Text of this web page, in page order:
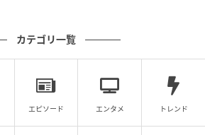
な道を切り拓いてくれそう。
カテゴリ一覧
エピソード エンタメ トレンド